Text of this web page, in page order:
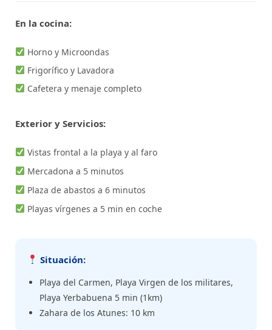
En la cocina:
Horno y Microondas
Frigorífico y Lavadora
Cafetera y menaje completo
Exterior y Servicios:
Vistas frontal a la playa y al faro
Mercadona a 5 minutos
Plaza de abastos a 6 minutos
Playas vírgenes a 5 min en coche
Situación:
Playa del Carmen, Playa Virgen de los militares,
Playa Yerbabuena 5 min (1km)
Zahara de los Atunes: 10 km